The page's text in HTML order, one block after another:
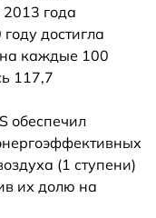
года
достигла
на каждые 100
117,7
обеспечил
(1 ступени)
их долю на